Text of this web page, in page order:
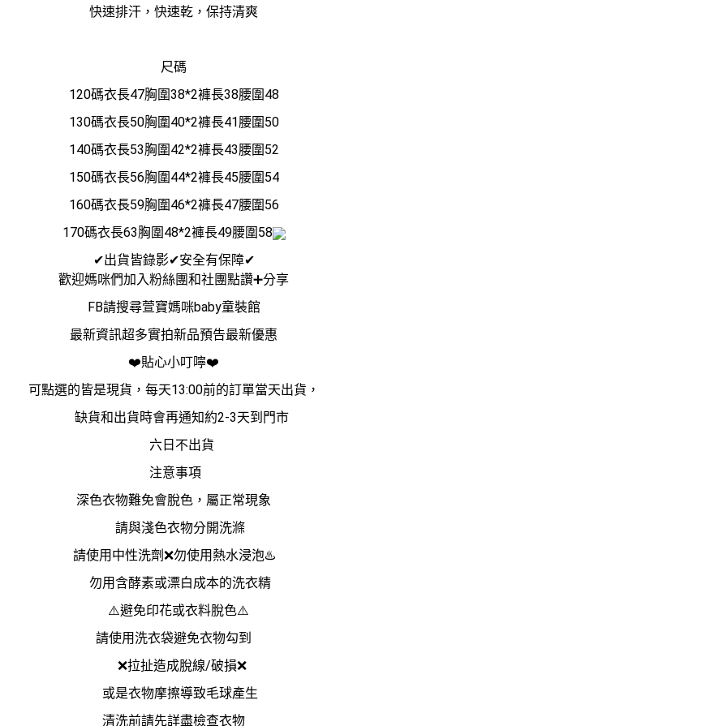
快速排汗，快速乾，保持清爽
尺碼
120碼衣長47胸圍38*2褲長38腰圍48
130碼衣長50胸圍40*2褲長41腰圍50
140碼衣長53胸圍42*2褲長43腰圍52
150碼衣長56胸圍44*2褲長45腰圍54
160碼衣長59胸圍46*2褲長47腰圍56
170碼衣長63胸圍48*2褲長49腰圍58
✔出貨皆錄影✔安全有保障✔
歡迎媽咪們加入粉絲團和社團點讚➕分享
FB請搜尋萱寶媽咪baby童裝館
最新資訊超多實拍新品預告最新優惠
❤️貼心小叮嚀❤️
可點選的皆是現貨，每天13:00前的訂單當天出貨，
缺貨和出貨時會再通知約2-3天到門市
六日不出貨
注意事項
深色衣物難免會脫色，屬正常現象
請與淺色衣物分開洗滌
請使用中性洗劑❌勿使用熱水浸泡♨️
勿用含酵素或漂白成本的洗衣精
⚠️避免印花或衣料脫色⚠️
請使用洗衣袋避免衣物勾到
❌拉扯造成脫線/破損❌
或是衣物摩擦導致毛球產生
清洗前請先詳盡檢查衣物